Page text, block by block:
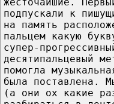
подпускали к
на память
пальцем какую
супер-
десятипальцевый
помогла
была поставлена.
(а они ох какие